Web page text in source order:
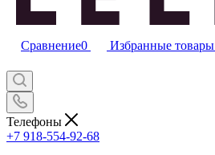
Сравнение0 Избранные товары
Телефоны
+7 918-554-92-68